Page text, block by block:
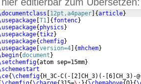
12pt,a4paper {article}
T1 { fontenc}
{ physics }
{tikz}
{ chemfig}
version=4 {mhchem}
{document }
{atom sep=15mm}
{\chemfig{ H_3C-C( - 2 CH_3) ( - 6 CH_3) -@